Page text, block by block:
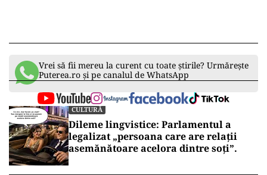
Vrei să fii mereu la curent cu toate știrile? Urmărește
Puterea.ro și pe canalul de WhatsApp
CULTURĂ
Dileme lingvistice: Parlamentul a
legalizat „persoana care are relații
asemănătoare acelora dintre soți”.